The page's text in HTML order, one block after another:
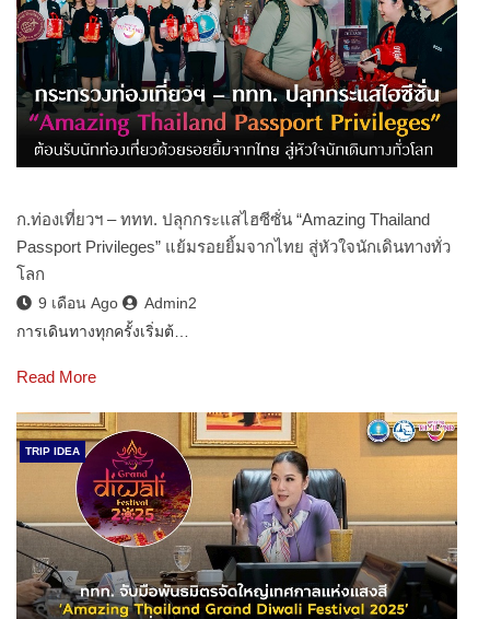
ก.ท่องเที่ยวฯ – ททท. ปลุกกระแสไฮซีซั่น “Amazing Thailand
Passport Privileges” แย้มรอยยิ้มจากไทย สู่หัวใจนักเดินทางทั่ว
โลก
9 เดือน Ago
Admin2
การเดินทางทุกครั้งเริ่มต้…
Read More
TRIP IDEA